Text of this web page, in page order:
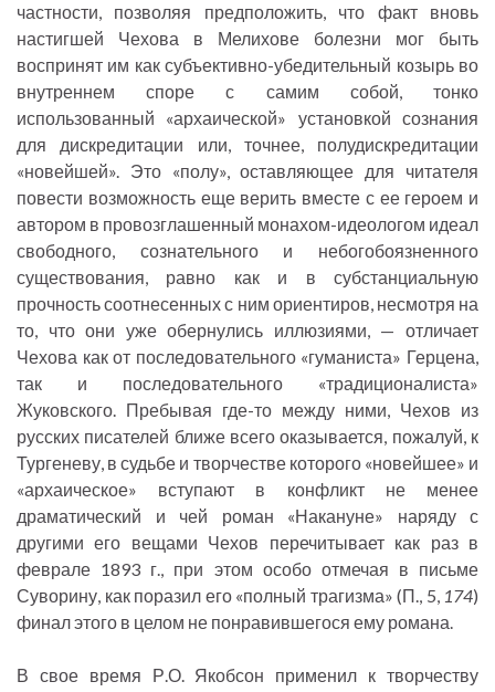
частности, позволяя предположить, что факт вновь
настигшей Чехова в Мелихове болезни мог быть
воспринят им как субъективно-убедительный козырь во
внутреннем споре с самим собой, тонко
использованный «архаической» установкой сознания
для дискредитации или, точнее, полудискредитации
«новейшей». Это «полу», оставляющее для читателя
повести возможность еще верить вместе с ее героем и
автором в провозглашенный монахом-идеологом идеал
свободного, сознательного и небогобоязненного
существования, равно как и в субстанциальную
прочность соотнесенных с ним ориентиров, несмотря на
то, что они уже обернулись иллюзиями, — отличает
Чехова как от последовательного «гуманиста» Герцена,
так и последовательного «традиционалиста»
Жуковского. Пребывая где-то между ними, Чехов из
русских писателей ближе всего оказывается, пожалуй, к
Тургеневу, в судьбе и творчестве которого «новейшее» и
«архаическое» вступают в конфликт не менее
драматический и чей роман «Накануне» наряду с
другими его вещами Чехов перечитывает как раз в
феврале 1893 г., при этом особо отмечая в письме
Суворину, как поразил его «полный трагизма» (П., 5, 174)
финал этого в целом не понравившегося ему романа.
В свое время Р.О. Якобсон применил к творчеству